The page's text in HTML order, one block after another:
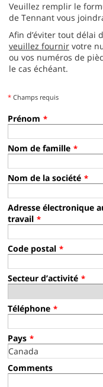
Veuillez remplir le
de Tennant vous
Afin d’éviter tout délai
veuillez fournir votre
ou vos numéros de
le cas échéant.
* Champs requis
Prénom *
Nom de famille *
Nom de la société *
Adresse électronique
travail *
Code postal *
Secteur d’activité *
Téléphone *
Pays *
Comments